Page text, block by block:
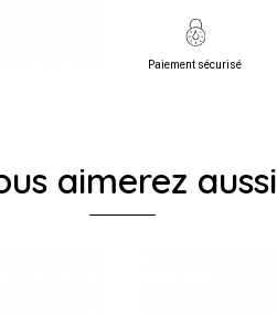
Paiement sécurisé
aimerez aussi